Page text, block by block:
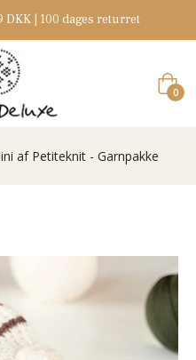
| 100 dages returret
0
af Petiteknit - Garnpakke